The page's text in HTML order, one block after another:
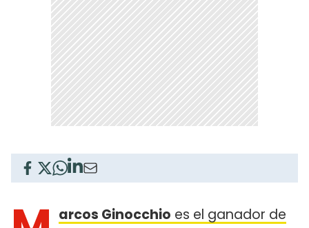
arcos Ginocchio es el ganador de